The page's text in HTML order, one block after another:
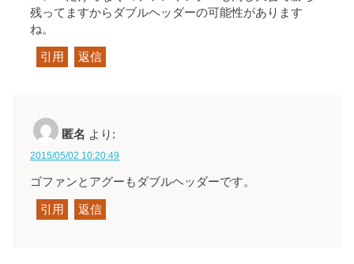
残ってますからダブルヘッダーの可能性があります
ね。
引用 返信
匿名 より:
2015/05/02 10:20:49
ゴファンとアグーもダブルヘッダーです。
引用 返信